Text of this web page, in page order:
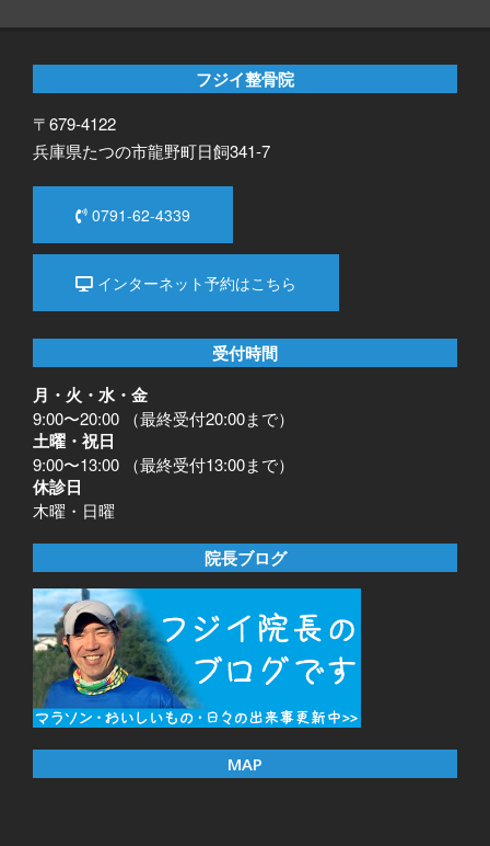
フジイ整骨院
〒679-4122
兵庫県たつの市龍野町日飼341-7
0791-62-4339
インターネット予約はこちら
受付時間
月・火・水・金
9:00〜20:00 （最終受付20:00まで）
土曜・祝日
9:00〜13:00 （最終受付13:00まで）
休診日
木曜・日曜
院長ブログ
MAP